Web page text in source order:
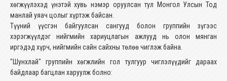
хөгжүүлэхэд үнэтэй хувь нэмэр оруулсан тул Монгол Улсын Тод
манлай уяач цолыг хүртэж байсан.
Түүний үүсгэн байгуулсан сангууд болон группийн зүгээс
хэрэгжүүлдэг нийгмийн хариуцлагын ажлууд нь олон мянган
иргэдэд хүрч, нийгмийн сайн сайхны төлөө чиглэж байна.
"Шунхлай" группийн хөгжлийн гол тулгуур чиглэлүүдийг дараах
байдлаар багцлан харуулж болно: